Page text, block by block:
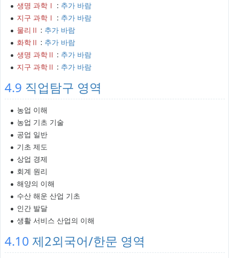
생명 과학Ⅰ : 추가 바람
지구 과학Ⅰ : 추가 바람
물리Ⅱ : 추가 바람
화학Ⅱ : 추가 바람
생명 과학Ⅱ : 추가 바람
지구 과학Ⅱ : 추가 바람
4.9 직업탐구 영역
농업 이해
농업 기초 기술
공업 일반
기초 제도
상업 경제
회계 원리
해양의 이해
수산 해운 산업 기초
인간 발달
생활 서비스 산업의 이해
4.10 제2외국어/한문 영역